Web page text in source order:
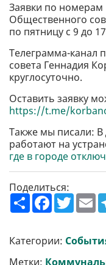
Заявки по
Общественного
по пятницу с 9 до
Телеграмма-канал
совета Геннадия
круглосуточно.
Оставить заявку
https://t.me/
Также мы писали:
работают на
где в городе
Поделиться:
П
о
р
и
т
F
a
b
o
o
T
w
t
e
r
E
m
l
Категории:
Метки: